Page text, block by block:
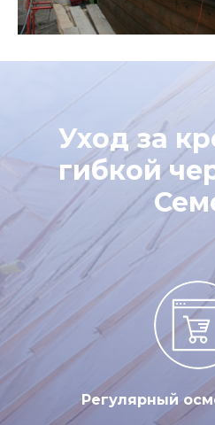
Уход за
гибкой
Регулярный